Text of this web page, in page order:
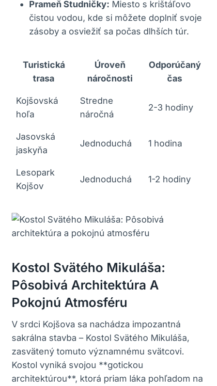
Prameň Studničky: Miesto s krištáľovo
čistou vodou, kde si môžete doplniť svoje
zásoby a osviežiť sa počas dlhších túr.
Turistická
trasa
Úroveň
náročnosti
Odporúčaný
čas
Kojšovská
hoľa
Stredne
náročná
2-3 hodiny
Jasovská
jaskyňa
Jednoduchá 1 hodina
Lesopark
Kojšov
Jednoduchá 1-2 hodiny
Kostol Svätého Mikuláša:
Pôsobivá Architektúra A
Pokojnú Atmosféru
V srdci Kojšova sa nachádza impozantná
sakrálna stavba – Kostol Svätého Mikuláša,
zasvätený tomuto významnému svätcovi.
Kostol vyniká svojou **gotickou
architektúrou**, ktorá priam láka pohľadom na